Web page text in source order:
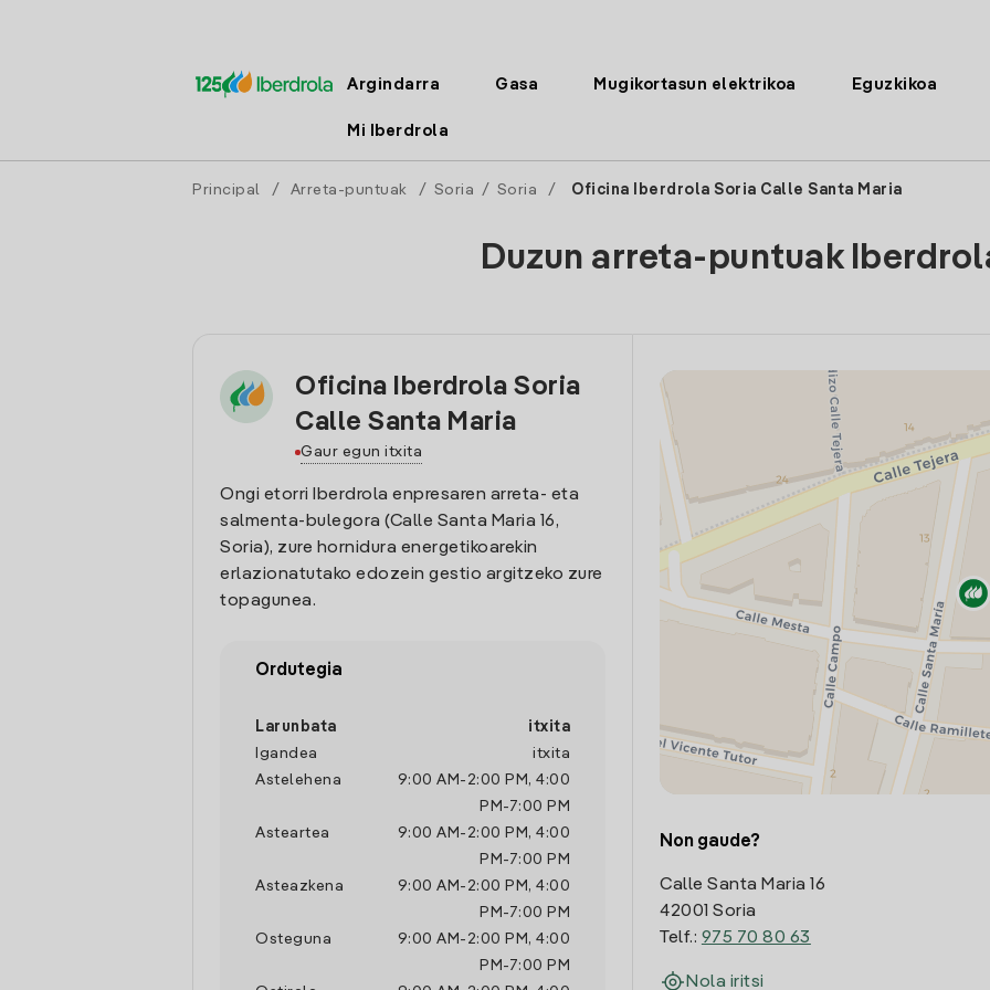
Argindarra Gasa Mugikortasun elektrikoa Eguzkikoa
Mi Iberdrola
Principal / Arreta-puntuak / Soria / Soria / Oficina Iberdrola Soria Calle Santa Maria
Duzun arreta-puntuak
Oficina Iberdrola Soria
Calle Santa Maria
Gaur egun itxita
Ongi etorri Iberdrola enpresaren arreta- eta
salmenta-bulegora (Calle Santa Maria 16,
Soria), zure hornidura energetikoarekin
erlazionatutako edozein gestio argitzeko zure
topagunea.
Ordutegia
Larunbata
itxita
Igandea
itxita
Astelehena
9:00 AM - 2:00 PM , 4:00
PM -7:00 PM
Asteartea
9:00 AM - 2:00 PM , 4:00
PM -7:00 PM
Asteazkena
9:00 AM - 2:00 PM , 4:00
PM -7:00 PM
Osteguna
9:00 AM - 2:00 PM , 4:00
PM -7:00 PM
Non gaude?
Calle Santa Maria 16
42001 Soria
Telf.: 975 70 80 63
Nola iritsi